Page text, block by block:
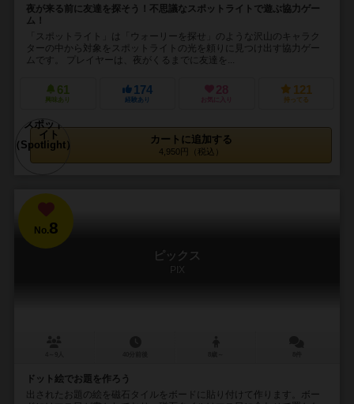
夜が来る前に友達を探そう！不思議なスポットライトで遊ぶ協力ゲー
ム！
「スポットライト」は「ウォーリーを探せ」のような沢山のキャラク
ターの中から対象をスポットライトの光を頼りに見つけ出す協力ゲー
ムです。 プレイヤーは、夜がくるまでに友達を...
61
興味あり
174
経験あり
28
お気に入り
121
持ってる
カートに追加する
4,950円（税込）
No.8
ピックス
PIX
ドット絵でお題を作ろう
出されたお題の絵を磁石タイルをボードに貼り付けて作ります。ボー